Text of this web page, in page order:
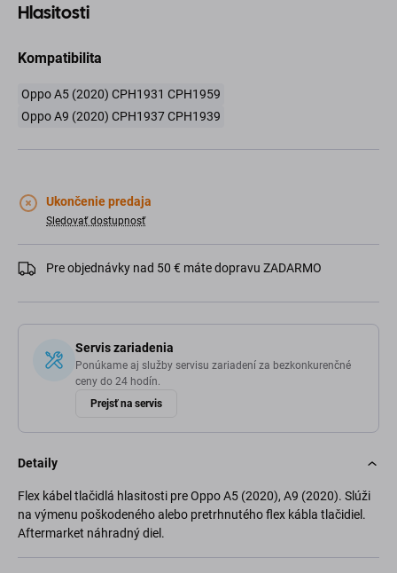
Hlasitosti
Kompatibilita
Oppo A5 (2020) CPH1931 CPH1959
Oppo A9 (2020) CPH1937 CPH1939
Ukončenie predaja
Sledovať dostupnosť
Pre objednávky nad 50 € máte dopravu ZADARMO
Servis zariadenia
Ponúkame aj služby servisu zariadení za bezkonkurenčné
ceny do 24 hodín.
Prejsť na servis
Detaily
Flex kábel tlačidlá hlasitosti pre Oppo A5 (2020), A9 (2020). Slúži
na výmenu poškodeného alebo pretrhnutého flex kábla tlačidiel.
Aftermarket náhradný diel.